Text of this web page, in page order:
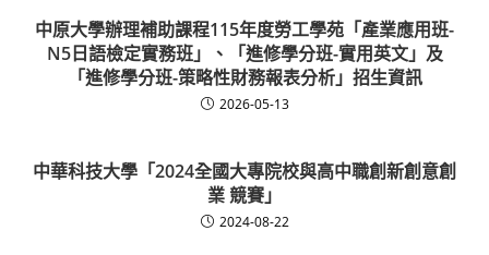
中原大學辦理補助課程115年度勞工學苑「產業應用班-
N5日語檢定實務班」、「進修學分班-實用英文」及
「進修學分班-策略性財務報表分析」招生資訊
2026-05-13
中華科技大學「2024全國大專院校與高中職創新創意創
業 競賽」
2024-08-22